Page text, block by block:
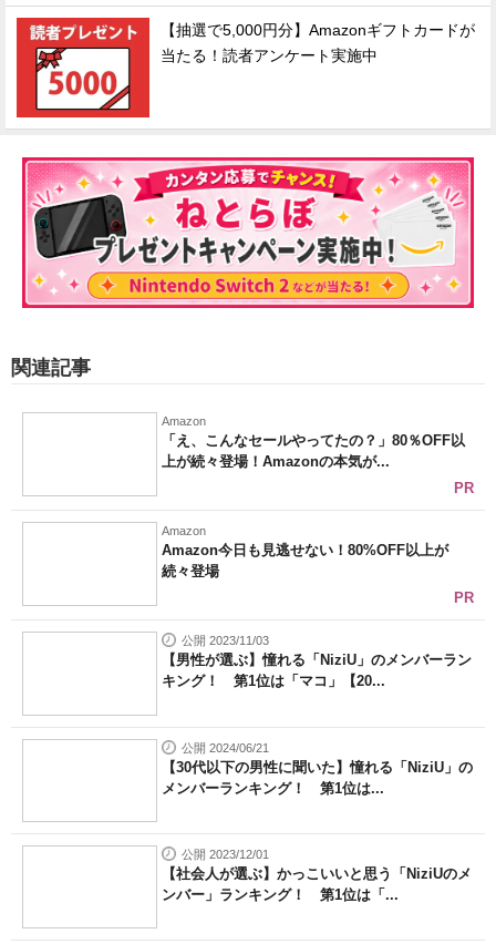
【抽選で5,000円分】Amazonギフトカードが
当たる！読者アンケート実施中
関連記事
Amazon
「え、こんなセールやってたの？」80％OFF以
上が続々登場！Amazonの本気が...
PR
Amazon
Amazon今日も見逃せない！80%OFF以上が
続々登場
PR
公開 2023/11/03
【男性が選ぶ】憧れる「NiziU」のメンバーラン
キング！ 第1位は「マコ」【20...
公開 2024/06/21
【30代以下の男性に聞いた】憧れる「NiziU」の
メンバーランキング！ 第1位は...
公開 2023/12/01
【社会人が選ぶ】かっこいいと思う「NiziUのメ
ンバー」ランキング！ 第1位は「...